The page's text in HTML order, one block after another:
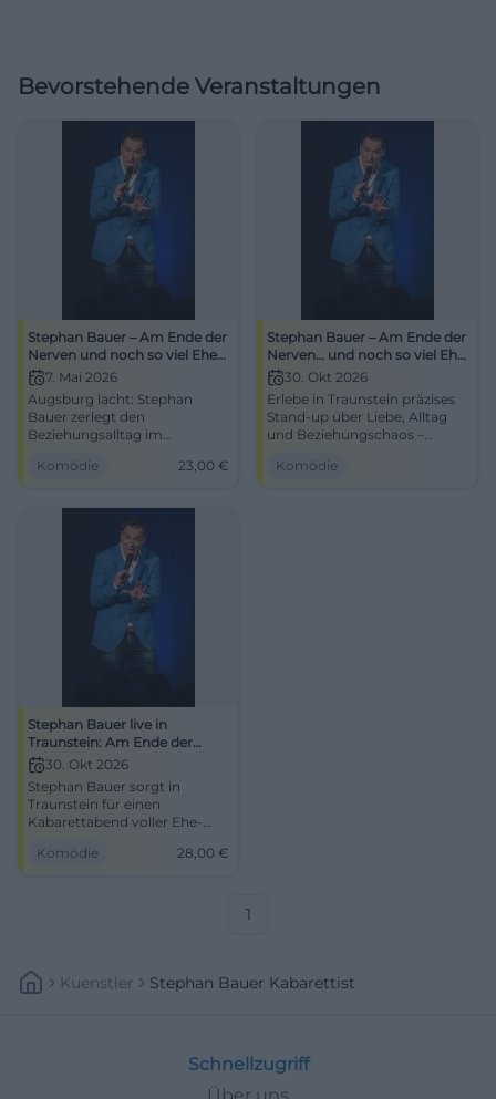
Bevorstehende Veranstaltungen
Stephan Bauer – Am Ende der
Nerven und noch so viel Ehe
übrig7. Mai 2026
Augsburg lacht: Stephan
Bauer zerlegt den
Beziehungsalltag im
Uhr, Tickets ab 23 € zzgl. Geb.
– hingehen, mitlachen,
leichter heimgehen.
#ComedyAugsburg
Komödie 23,00 €
Stephan Bauer – Am Ende der
Nerven… und noch so viel Ehe
übrig30. Okt 2026
Erlebe in Traunstein präzises
Stand-up über Liebe, Alltag
und Beziehungschaos –
Stephan Bauer liefert Kabarett
Komödie
Stephan Bauer live in
Traunstein: Am Ende der
Nerven... und noch so viel Ehe
übrig
30. Okt 2026
Stephan Bauer sorgt in
Traunstein für einen
Kabarettabend voller Ehe-
Lachsalven. Am 30.10.2026 ab
Komödie 28,00 €
1
Kuenstler Stephan Bauer Kabarettist
Schnellzugriff